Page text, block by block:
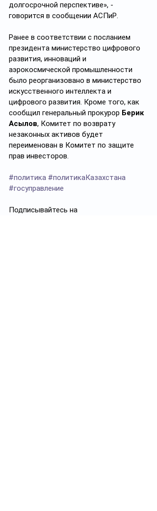
долгосрочной перспективе», -
говорится в сообщении АСПиР.
Ранее в соответствии с посланием
президента министерство цифрового
развития, инноваций и
аэрокосмической промышленности
было реорганизовано в министерство
искусственного интеллекта и
цифрового развития. Кроме того, как
сообщил генеральный прокурор Берик
Асылов, Комитет по возврату
незаконных активов будет
переименован в Комитет по защите
прав инвесторов.
#политика #политикаКазахстана
#госуправление
Подписывайтесь на